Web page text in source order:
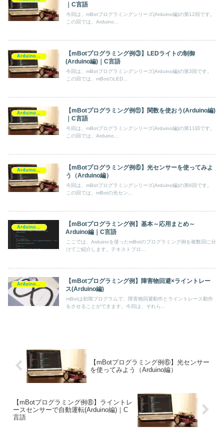
｜C言語
今回は、mBotプログラミングシリーズ(Arduino編)の第12回です。
この回では、Arduino...
【mBotプログラミング例③】LEDライトの制御
(Arduino編)｜C言語
今回は、mBotプログラミングシリーズ(Arduino編)の第3回です。
この回では、mBotのLED...
【mBotプログラミング例⑪】関数を使おう(Arduino編)
｜C言語
今回は、mBotプログラミングシリーズ(Arduino編)の第11回です。
この回では、Arduino...
【mBotプログラミング例⑥】光センサーを使ってみよ
う（Arduino編）
今回は、mBotプログラミングシリーズ(Arduino編)の第6回です。
この回では、mBotの光セン...
【mBotプログラミング例】基本～応用まとめ～
Arduino編｜C言語
ここでは、Arduinoを使ったmBotのプログラミング例を複数回に分
けてご紹介します。テキストプロ...
【mBotプログラミング例】障害物回避×ライントレー
ス(Arduino編)
mBotは初期プログラムで、障害物回避動作とライントレース動作
をさせることができます。今回は、それら...
【mBotプログラミング例⑥】光センサー
を使ってみよう（Arduino編）
【mBotプログラミング例⑧】ライントレ
ースセンサーで自動運転(Arduino編)｜C
言語